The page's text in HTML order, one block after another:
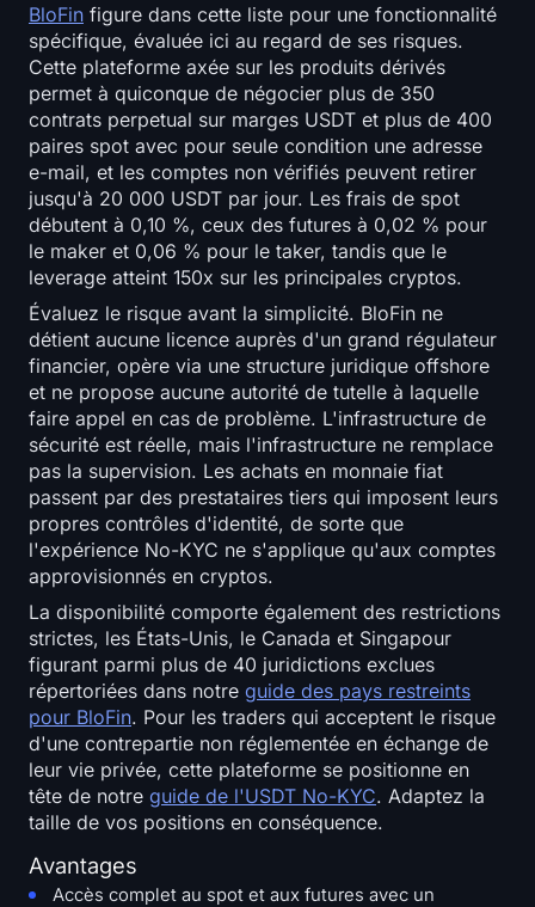
BloFin figure dans cette liste pour une fonctionnalité
spécifique, évaluée ici au regard de ses risques.
Cette plateforme axée sur les produits dérivés
permet à quiconque de négocier plus de 350
contrats perpetual sur marges USDT et plus de 400
paires spot avec pour seule condition une adresse
e-mail, et les comptes non vérifiés peuvent retirer
jusqu'à 20 000 USDT par jour. Les frais de spot
débutent à 0,10 %, ceux des futures à 0,02 % pour
le maker et 0,06 % pour le taker, tandis que le
leverage atteint 150x sur les principales cryptos.
Évaluez le risque avant la simplicité. BloFin ne
détient aucune licence auprès d'un grand régulateur
financier, opère via une structure juridique offshore
et ne propose aucune autorité de tutelle à laquelle
faire appel en cas de problème. L'infrastructure de
sécurité est réelle, mais l'infrastructure ne remplace
pas la supervision. Les achats en monnaie fiat
passent par des prestataires tiers qui imposent leurs
propres contrôles d'identité, de sorte que
l'expérience No-KYC ne s'applique qu'aux comptes
approvisionnés en cryptos.
La disponibilité comporte également des restrictions
strictes, les États-Unis, le Canada et Singapour
figurant parmi plus de 40 juridictions exclues
répertoriées dans notre guide des pays restreints
pour BloFin. Pour les traders qui acceptent le risque
d'une contrepartie non réglementée en échange de
leur vie privée, cette plateforme se positionne en
tête de notre guide de l'USDT No-KYC. Adaptez la
taille de vos positions en conséquence.
Avantages
Accès complet au spot et aux futures avec un